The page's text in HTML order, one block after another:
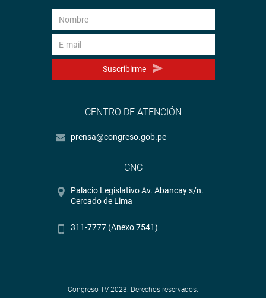
Suscribirme
CENTRO DE ATENCIÓN
prensa@congreso.gob.pe
CNC
Palacio Legislativo Av. Abancay s/n.
Cercado de Lima
311-7777 (Anexo 7541)
Congreso TV 2023. Derechos reservados.